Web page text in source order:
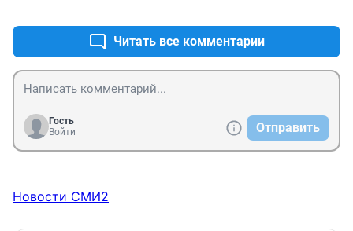
Вот, что значит уменьшение часов физики в школе.
Читать все комментарии
Гость
Войти
Отправить
Новости СМИ2